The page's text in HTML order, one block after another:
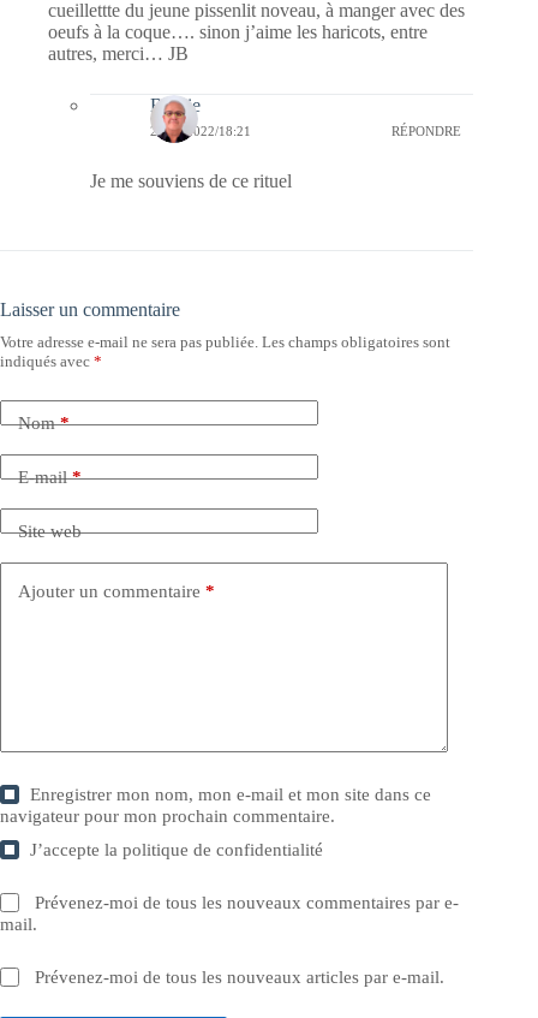
cueillettte du jeune pissenlit noveau, à manger avec des
oeufs à la coque…. sinon j’aime les haricots, entre
autres, merci… JB
Bernie
29/04/2022/18:21 RÉPONDRE
Je me souviens de ce rituel
Laisser un commentaire
Votre adresse e-mail ne sera pas publiée. Les champs obligatoires sont
indiqués avec *
Nom*
E-mail*
Site web
Ajouter un commentaire *
Enregistrer mon nom, mon e-mail et mon site dans ce
navigateur pour mon prochain commentaire.
J’accepte lapolitique de confidentialité
Prévenez-moi de tous les nouveaux commentaires par e-
mail.
Prévenez-moi de tous les nouveaux articles par e-mail.